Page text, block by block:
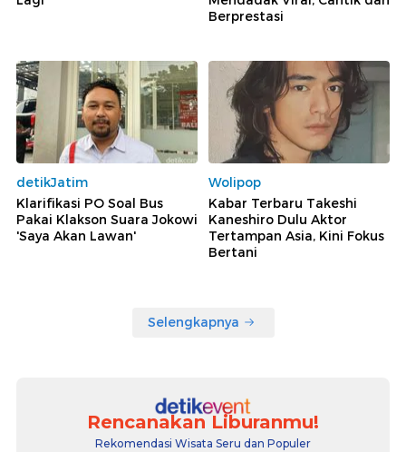
Berprestasi
detikJatim
Klarifikasi PO Soal Bus
Pakai Klakson Suara Jokowi
'Saya Akan Lawan'
Wolipop
Kabar Terbaru Takeshi
Kaneshiro Dulu Aktor
Tertampan Asia, Kini Fokus
Bertani
Selengkapnya
Rencanakan Liburanmu!
Rekomendasi Wisata Seru dan Populer